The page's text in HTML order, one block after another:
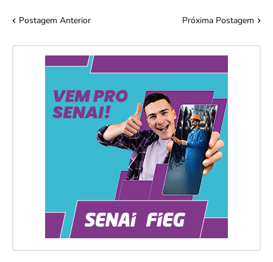
Postagem Anterior Próxima Postagem